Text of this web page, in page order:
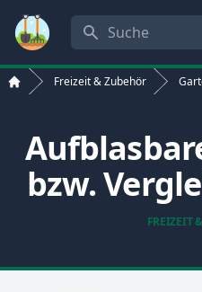
Suche
Start
Freizeit & Zubehör
bzw.
FREIZEIT